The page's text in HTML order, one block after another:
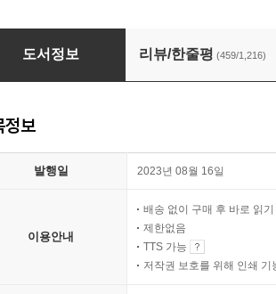
록 공부가 재미있어지는 순간 [50만부 기
도서정보 리뷰/한줄평 (459/1,216)
정보
발행일 2023년 08월 16일
이용안내
배송 없이 구매 후 바로 읽기
제한없음
TTS 가능
저작권 보호를 위해 인쇄 기